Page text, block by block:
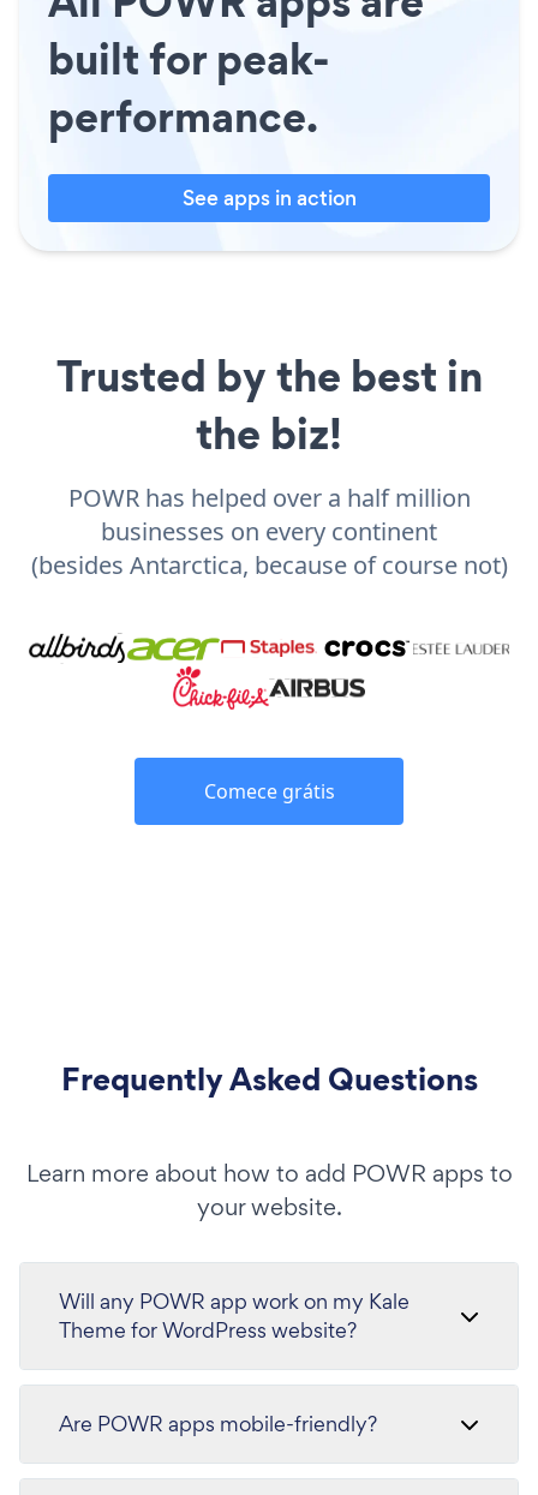
built for peak-
performance.
See apps in action
Trusted by the best in
the biz!
POWR has helped over a half million
businesses on every continent
(besides Antarctica, because of course not)
Comece grátis
Frequently Asked Questions
Learn more about how to add POWR apps to
your website.
Will any POWR app work on my Kale
Theme for WordPress website?
Are POWR apps mobile-friendly?